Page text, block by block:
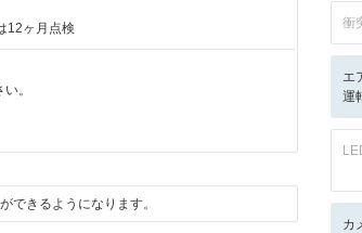
12ヶ月点検
。
できるようになります。
衝
エ
運
カ